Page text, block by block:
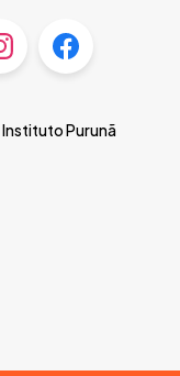
Instituto Purunã